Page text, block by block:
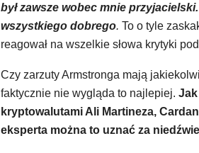
był zawsze wobec mnie
wszystkiego dobrego. To o tyle
reagował na wszelkie słowa krytyki
Czy zarzuty Armstronga mają
faktycznie nie wygląda to najlepiej.
kryptowalutami Ali Martineza,
eksperta można to uznać za